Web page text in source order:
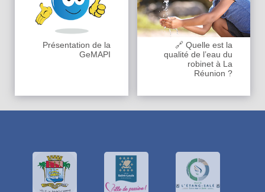
Présentation de la
GeMAPI
🔗 Quelle est la
qualité de l’eau du
robinet à La
Réunion ?